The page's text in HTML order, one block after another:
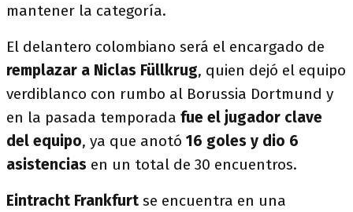
mantener la categoría.
El delantero colombiano será el encargado de
remplazar a Niclas Füllkrug, quien dejó el equipo
verdiblanco con rumbo al Borussia Dortmund y
en la pasada temporada fue el jugador clave
del equipo, ya que anotó 16 goles y dio 6
asistencias en un total de 30 encuentros.
Eintracht Frankfurt se encuentra en una